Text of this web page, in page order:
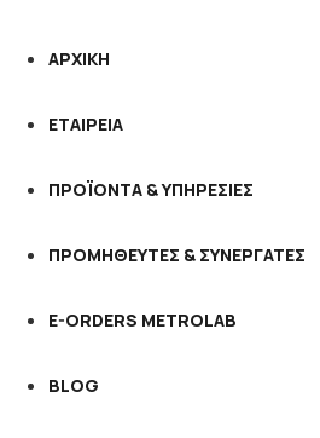
ΑΡΧΙΚΗ
ΕΤΑΙΡΕΙΑ
ΠΡΟΪΟΝΤΑ & ΥΠΗΡΕΣΙΕΣ
ΠΡΟΜΗΘΕΥΤΕΣ & ΣΥΝΕΡΓΑΤΕΣ
E-ORDERS METROLAB
BLOG